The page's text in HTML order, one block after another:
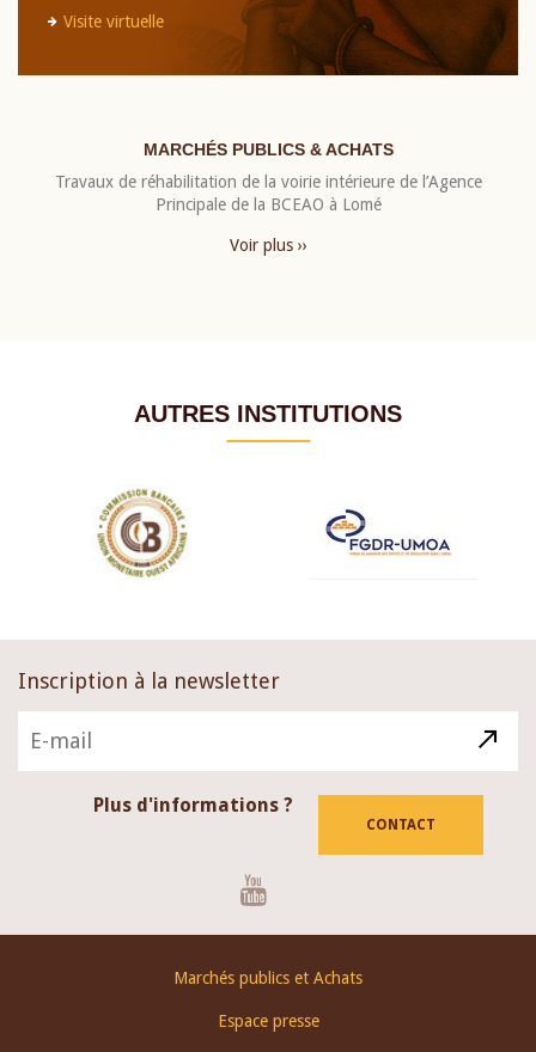
Visite virtuelle
MARCHÉS PUBLICS & ACHATS
Travaux de réhabilitation de la voirie intérieure de l’Agence
Principale de la BCEAO à Lomé
Voir plus ››
AUTRES INSTITUTIONS
Inscription à la newsletter
Plus d'informations ?
CONTACT
Marchés publics et Achats
Espace presse